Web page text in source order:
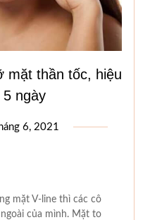
mặt thần tốc, hiệu
ngày
6, 2021
mặt V-line thì các cô
của mình. Mặt to